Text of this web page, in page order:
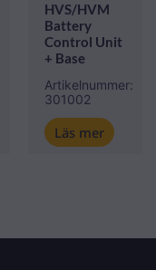
HVS/HVM
Battery
Control Unit
+ Base
Artikelnummer:
301002
Läs mer